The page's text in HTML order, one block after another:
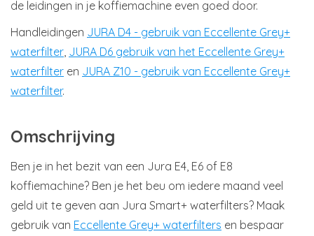
de leidingen in je koffiemachine even goed door.
Handleidingen JURA D4 - gebruik van Eccellente Grey+
waterfilter JURA D6 gebruik van het Eccellente Grey+
waterfilter en JURA Z10 - gebruik van Eccellente Grey+
waterfilter.
Omschrijving
Ben je in het bezit van een Jura E4, E6 of E8
koffiemachine? Ben je het beu om iedere maand veel
geld uit te geven aan Jura Smart+ waterfilters? Maak
gebruik van Eccellente Grey+ waterfilters en bespaar